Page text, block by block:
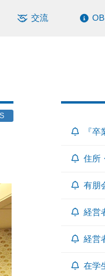
交流
『
住所
有朋
経営
経営
在学